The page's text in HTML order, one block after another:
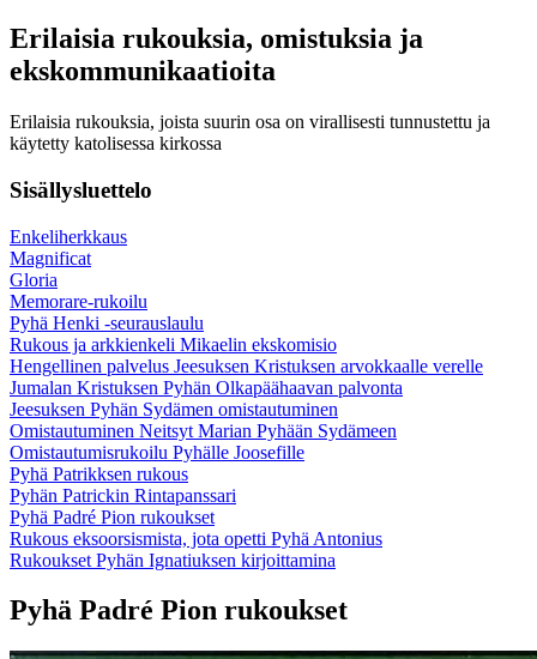
Erilaisia rukouksia, omistuksia ja
ekskommunikaatioita
Erilaisia rukouksia, joista suurin osa on virallisesti tunnustettu ja
käytetty katolisessa kirkossa
Sisällysluettelo
Enkeliherkkaus
Magnificat
Gloria
Memorare-rukoilu
Pyhä Henki -seurauslaulu
Rukous ja arkkienkeli Mikaelin ekskomisio
Hengellinen palvelus Jeesuksen Kristuksen arvokkaalle verelle
Jumalan Kristuksen Pyhän Olkapäähaavan palvonta
Jeesuksen Pyhän Sydämen omistautuminen
Omistautuminen Neitsyt Marian Pyhään Sydämeen
Omistautumisrukoilu Pyhälle Joosefille
Pyhä Patrikksen rukous
Pyhän Patrickin Rintapanssari
Pyhä Padré Pion rukoukset
Rukous eksoorsismista, jota opetti Pyhä Antonius
Rukoukset Pyhän Ignatiuksen kirjoittamina
Pyhä Padré Pion rukoukset